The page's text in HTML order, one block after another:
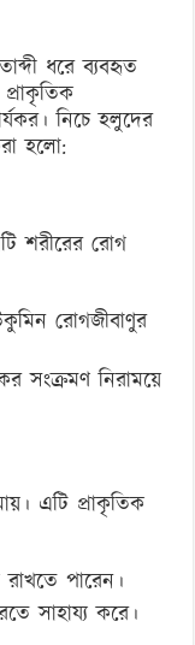
ধরে ব্যবহৃত
নিচে হলুদের
হলো:
শরীরের রোগ
রোগজীবাণুর
সংক্রমণ নিরাময়ে
এটি প্রাকৃতিক
পারেন।
সাহায্য করে।